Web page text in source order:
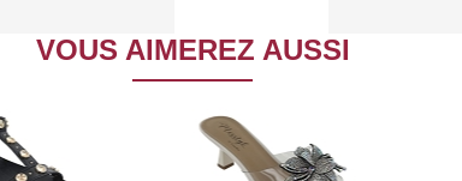
VOUS AIMEREZ AUSSI